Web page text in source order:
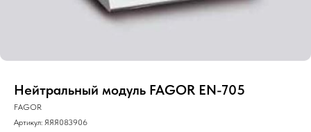
Нейтральный модуль FAGOR EN-705
FAGOR
Артикул: ЯЯЯ083906